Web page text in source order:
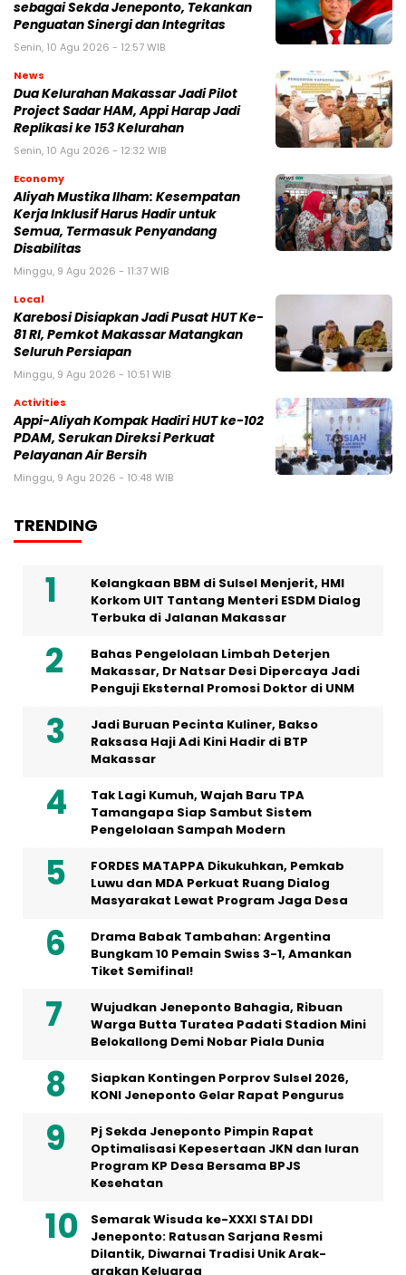
sebagai Sekda Jeneponto, Tekankan
Penguatan Sinergi dan Integritas
Senin, 10 Agu 2026 - 12:57 WIB
News
Dua Kelurahan Makassar Jadi Pilot
Project Sadar HAM, Appi Harap Jadi
Replikasi ke 153 Kelurahan
Senin, 10 Agu 2026 - 12:32 WIB
Economy
Aliyah Mustika Ilham: Kesempatan
Kerja Inklusif Harus Hadir untuk
Semua, Termasuk Penyandang
Disabilitas
Minggu, 9 Agu 2026 - 11:37 WIB
Local
Karebosi Disiapkan Jadi Pusat HUT Ke-
81 RI, Pemkot Makassar Matangkan
Seluruh Persiapan
Minggu, 9 Agu 2026 - 10:51 WIB
Activities
Appi-Aliyah Kompak Hadiri HUT ke-102
PDAM, Serukan Direksi Perkuat
Pelayanan Air Bersih
Minggu, 9 Agu 2026 - 10:48 WIB
TRENDING
Kelangkaan BBM di Sulsel Menjerit, HMI
Korkom UIT Tantang Menteri ESDM Dialog
Terbuka di Jalanan Makassar
Bahas Pengelolaan Limbah Deterjen
Makassar, Dr Natsar Desi Dipercaya Jadi
Penguji Eksternal Promosi Doktor di UNM
Jadi Buruan Pecinta Kuliner, Bakso
Raksasa Haji Adi Kini Hadir di BTP
Makassar
Tak Lagi Kumuh, Wajah Baru TPA
Tamangapa Siap Sambut Sistem
Pengelolaan Sampah Modern
FORDES MATAPPA Dikukuhkan, Pemkab
Luwu dan MDA Perkuat Ruang Dialog
Masyarakat Lewat Program Jaga Desa
Drama Babak Tambahan: Argentina
Bungkam 10 Pemain Swiss 3-1, Amankan
Tiket Semifinal!
Wujudkan Jeneponto Bahagia, Ribuan
Warga Butta Turatea Padati Stadion Mini
Belokallong Demi Nobar Piala Dunia
Siapkan Kontingen Porprov Sulsel 2026,
KONI Jeneponto Gelar Rapat Pengurus
Pj Sekda Jeneponto Pimpin Rapat
Optimalisasi Kepesertaan JKN dan Iuran
Program KP Desa Bersama BPJS
Kesehatan
Semarak Wisuda ke-XXXI STAI DDI
Jeneponto: Ratusan Sarjana Resmi
Dilantik, Diwarnai Tradisi Unik Arak-
arakan Keluarga